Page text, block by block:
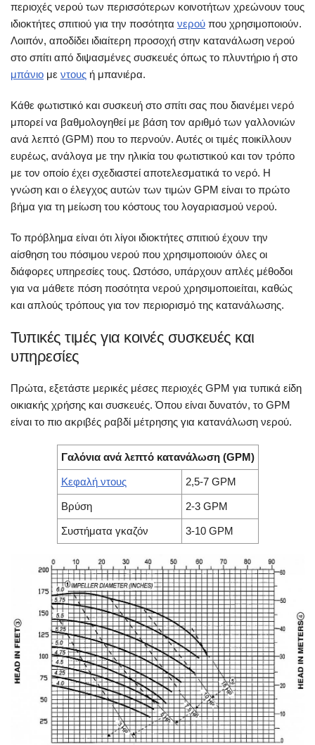
περιοχές νερού των περισσότερων κοινοτήτων χρεώνουν τους
ιδιοκτήτες σπιτιού για την ποσότητα νερού που χρησιμοποιούν.
Λοιπόν, αποδίδει ιδιαίτερη προσοχή στην κατανάλωση νερού
στο σπίτι από διψασμένες συσκευές όπως το πλυντήριο ή στο
μπάνιο με ντους ή μπανιέρα.
Κάθε φωτιστικό και συσκευή στο σπίτι σας που διανέμει νερό
μπορεί να βαθμολογηθεί με βάση τον αριθμό των γαλλονιών
ανά λεπτό (GPM) που το περνούν. Αυτές οι τιμές ποικίλλουν
ευρέως, ανάλογα με την ηλικία του φωτιστικού και τον τρόπο
με τον οποίο έχει σχεδιαστεί αποτελεσματικά το νερό. Η
γνώση και ο έλεγχος αυτών των τιμών GPM είναι το πρώτο
βήμα για τη μείωση του κόστους του λογαριασμού νερού.
Το πρόβλημα είναι ότι λίγοι ιδιοκτήτες σπιτιού έχουν την
αίσθηση του πόσιμου νερού που χρησιμοποιούν όλες οι
διάφορες υπηρεσίες τους. Ωστόσο, υπάρχουν απλές μέθοδοι
για να μάθετε πόση ποσότητα νερού χρησιμοποιείται, καθώς
και απλούς τρόπους για τον περιορισμό της κατανάλωσης.
Τυπικές τιμές για κοινές συσκευές και
υπηρεσίες
Πρώτα, εξετάστε μερικές μέσες περιοχές GPM για τυπικά είδη
οικιακής χρήσης και συσκευές. Όπου είναι δυνατόν, το GPM
είναι το πιο ακριβές ραβδί μέτρησης για κατανάλωση νερού.
Γαλόνια ανά λεπτό κατανάλωση (GPM)
Κεφαλή ντους 2,5-7 GPM
Βρύση 2-3 GPM
Συστήματα γκαζόν 3-10 GPM